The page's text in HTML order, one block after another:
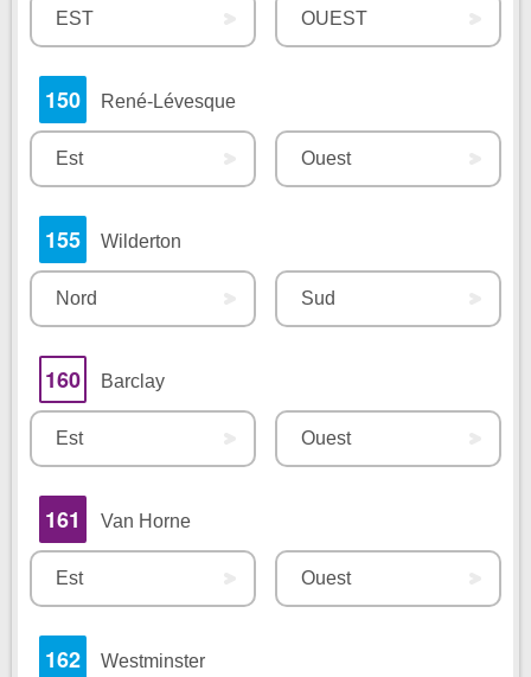
EST OUEST
150 René-Lévesque
Est Ouest
155 Wilderton
Nord Sud
160 Barclay
Est Ouest
161 Van Horne
Est Ouest
162 Westminster